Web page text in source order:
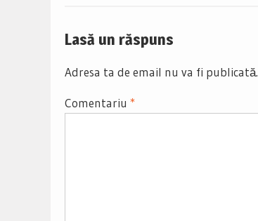
Lasă un răspuns
Adresa ta de email nu va fi publicată.
Comentariu *